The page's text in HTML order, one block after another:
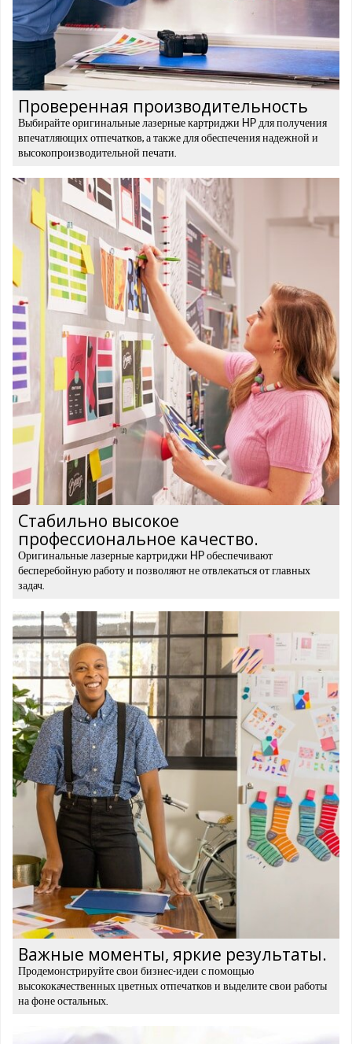
Проверенная производительность
Выбирайте оригинальные лазерные картриджи HP для получения
впечатляющих отпечатков, а также для обеспечения надежной и
высокопроизводительной печати.
Стабильно высокое
профессиональное качество.
Оригинальные лазерные картриджи HP обеспечивают
бесперебойную работу и позволяют не отвлекаться от главных
задач.
Важные моменты, яркие результаты.
Продемонстрируйте свои бизнес-идеи с помощью
высококачественных цветных отпечатков и выделите свои работы
на фоне остальных.